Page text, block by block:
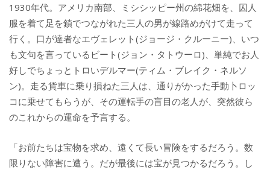
1930年代。アメリカ南部、ミシシッピー州の綿花畑を、囚人
服を着て足を鎖でつながれた三人の男が線路めがけて走って
行く。口が達者なエヴェレット(ジョージ・クルーニー)、いつ
も文句を言っているビート(ジョン・タトウーロ)、単純でお人
好しでちょっとトロいデルマー(ティム・ブレイク・ネルソ
ン)。走る貨車に乗り損ねた三人は、通りがかった手動卜ロッ
コに乗せてもらうが、その運転手の盲目の老人が、突然彼ら
のこれからの運命を予言する。
「お前たちは宝物を求め、遠くて長い冒険をするだろう。数
限りない障害に遭う。だが最後には宝が見つかるだろう。し